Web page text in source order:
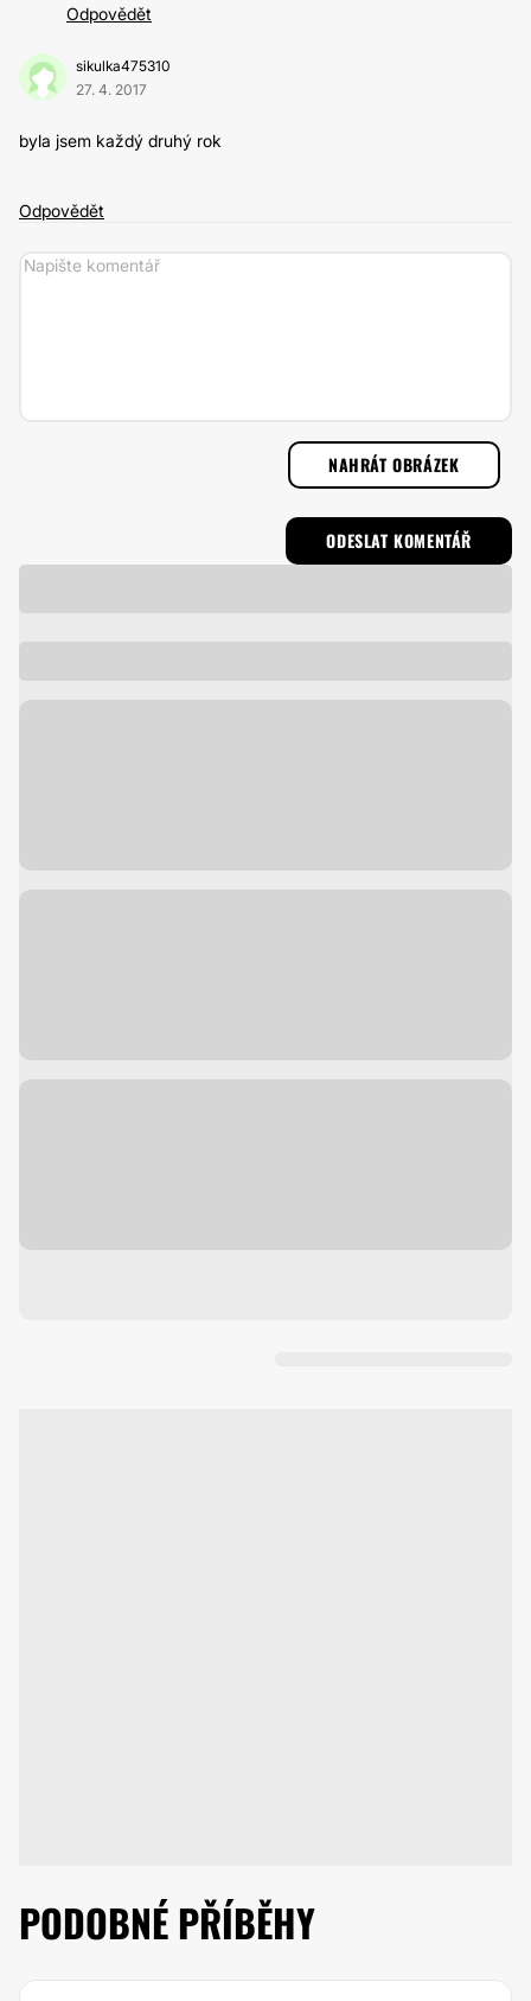
Odpovědět
sikulka475310
27. 4. 2017
byla jsem každý druhý rok
Odpovědět
NAHRÁT OBRÁZEK
PODOBNÉ PŘÍBĚHY